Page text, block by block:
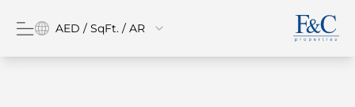
AED / SqFt. / AR